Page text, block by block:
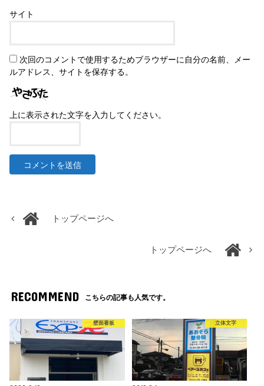
サイト
次回のコメントで使用するためブラウザーに自分の名前、メー
ルアドレス、サイトを保存する。
上に表示された文字を入力してください。
トップページへ
トップページへ
RECOMMEND こちらの記事も人気です。
壁面看板 立体文字